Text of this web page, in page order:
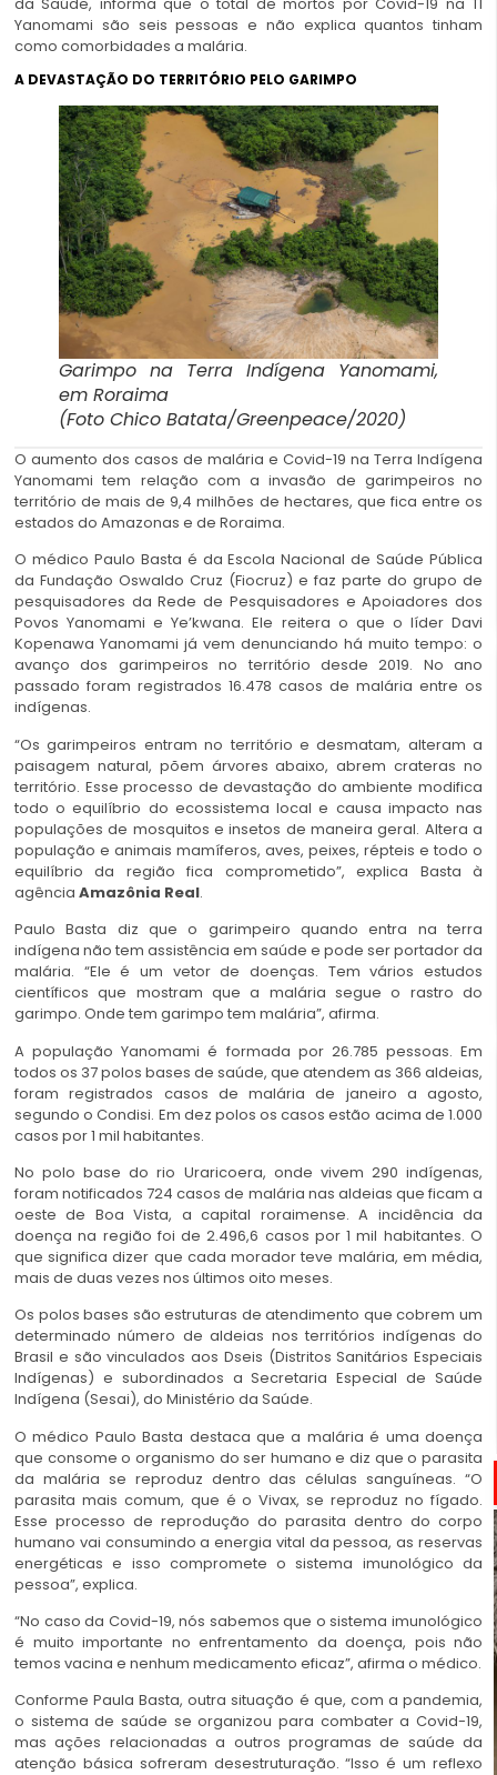
Yanomami são seis pessoas e não explica quantos tinham
como comorbidades a malária.
A DEVASTAÇÃO DO TERRITÓRIO PELO GARIMPO
Garimpo na Terra Indígena Yanomami,
em Roraima
(Foto Chico Batata/Greenpeace/2020)
O aumento dos casos de malária e Covid-19 na Terra Indígena
Yanomami tem relação com a invasão de garimpeiros no
território de mais de 9,4 milhões de hectares, que fica entre os
estados do Amazonas e de Roraima.
O médico Paulo Basta é da Escola Nacional de Saúde Pública
da Fundação Oswaldo Cruz (Fiocruz) e faz parte do grupo de
pesquisadores da Rede de Pesquisadores e Apoiadores dos
Povos Yanomami e Ye’kwana. Ele reitera o que o líder Davi
Kopenawa Yanomami já vem denunciando há muito tempo: o
avanço dos garimpeiros no território desde 2019. No ano
passado foram registrados 16.478 casos de malária entre os
indígenas.
“Os garimpeiros entram no território e desmatam, alteram a
paisagem natural, põem árvores abaixo, abrem crateras no
território. Esse processo de devastação do ambiente modifica
todo o equilíbrio do ecossistema local e causa impacto nas
populações de mosquitos e insetos de maneira geral. Altera a
população e animais mamíferos, aves, peixes, répteis e todo o
equilíbrio da região fica comprometido”, explica Basta à
agência Amazônia Real.
Paulo Basta diz que o garimpeiro quando entra na terra
indígena não tem assistência em saúde e pode ser portador da
malária. “Ele é um vetor de doenças. Tem vários estudos
científicos que mostram que a malária segue o rastro do
garimpo. Onde tem garimpo tem malária”, afirma.
A população Yanomami é formada por 26.785 pessoas. Em
todos os 37 polos bases de saúde, que atendem as 366 aldeias,
foram registrados casos de malária de janeiro a agosto,
segundo o Condisi. Em dez polos os casos estão acima de 1.000
casos por 1 mil habitantes.
No polo base do rio Uraricoera, onde vivem 290 indígenas,
foram notificados 724 casos de malária nas aldeias que ficam a
oeste de Boa Vista, a capital roraimense. A incidência da
doença na região foi de 2.496,6 casos por 1 mil habitantes. O
que significa dizer que cada morador teve malária, em média,
mais de duas vezes nos últimos oito meses.
Os polos bases são estruturas de atendimento que cobrem um
determinado número de aldeias nos territórios indígenas do
Brasil e são vinculados aos Dseis (Distritos Sanitários Especiais
Indígenas) e subordinados a Secretaria Especial de Saúde
Indígena (Sesai), do Ministério da Saúde.
O médico Paulo Basta destaca que a malária é uma doença
que consome o organismo do ser humano e diz que o parasita
da malária se reproduz dentro das células sanguíneas. “O
parasita mais comum, que é o Vivax, se reproduz no fígado.
Esse processo de reprodução do parasita dentro do corpo
humano vai consumindo a energia vital da pessoa, as reservas
energéticas e isso compromete o sistema imunológico da
pessoa”, explica.
“No caso da Covid-19, nós sabemos que o sistema imunológico
é muito importante no enfrentamento da doença, pois não
temos vacina e nenhum medicamento eficaz”, afirma o médico.
Conforme Paula Basta, outra situação é que, com a pandemia,
o sistema de saúde se organizou para combater a Covid-19,
mas ações relacionadas a outros programas de saúde da
atenção básica sofreram desestruturação. “Isso é um reflexo